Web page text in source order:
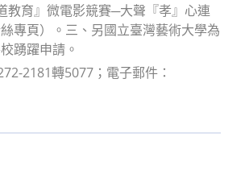
教育』微電影競賽─大聲『孝』心連
專頁）。三、另國立臺灣藝術大學為
踴躍申請。
2181轉5077；電子郵件：